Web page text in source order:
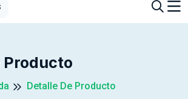
Producto
Detalle De Producto